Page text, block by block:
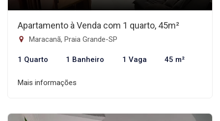
Apartamento à Venda com 1 quarto, 45m²
Maracanã, Praia Grande-SP
1 Quarto 1 Banheiro 1 Vaga 45 m²
Mais informações